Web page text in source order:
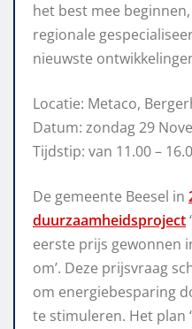
het best mee
regionale
nieuwste
Locatie: Metaco,
Datum: zondag 29
Tijdstip: van 11.00 –
De gemeente Beesel in
duurzaamheidsproject
eerste prijs gewonnen
om’. Deze prijsvraag
om energiebesparing
te stimuleren. Het plan